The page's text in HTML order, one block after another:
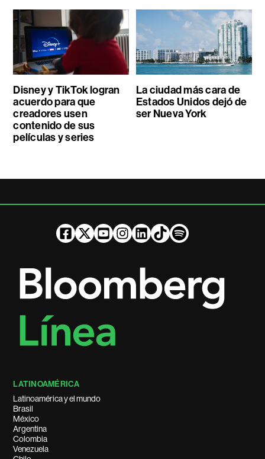
Disney y TikTok logran
acuerdo para que
creadores usen
contenido de sus
películas y series
La ciudad más cara de
Estados Unidos dejó de
ser Nueva York
LATINOAMÉRICA
Latinoamérica y el mundo
Brasil
México
Argentina
Colombia
Venezuela